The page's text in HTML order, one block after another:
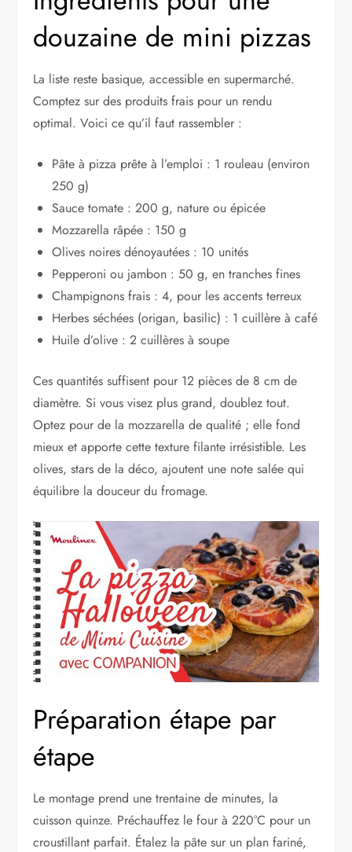
douzaine de mini pizzas
La liste reste basique, accessible en supermarché.
Comptez sur des produits frais pour un rendu
optimal. Voici ce qu’il faut rassembler :
Pâte à pizza prête à l’emploi : 1 rouleau (environ
250 g)
Sauce tomate : 200 g, nature ou épicée
Mozzarella râpée : 150 g
Olives noires dénoyautées : 10 unités
Pepperoni ou jambon : 50 g, en tranches fines
Champignons frais : 4, pour les accents terreux
Herbes séchées (origan, basilic) : 1 cuillère à café
Huile d’olive : 2 cuillères à soupe
Ces quantités suffisent pour 12 pièces de 8 cm de
diamètre. Si vous visez plus grand, doublez tout.
Optez pour de la mozzarella de qualité ; elle fond
mieux et apporte cette texture filante irrésistible. Les
olives, stars de la déco, ajoutent une note salée qui
équilibre la douceur du fromage.
Préparation étape par
étape
Le montage prend une trentaine de minutes, la
cuisson quinze. Préchauffez le four à 220°C pour un
croustillant parfait. Étalez la pâte sur un plan fariné,